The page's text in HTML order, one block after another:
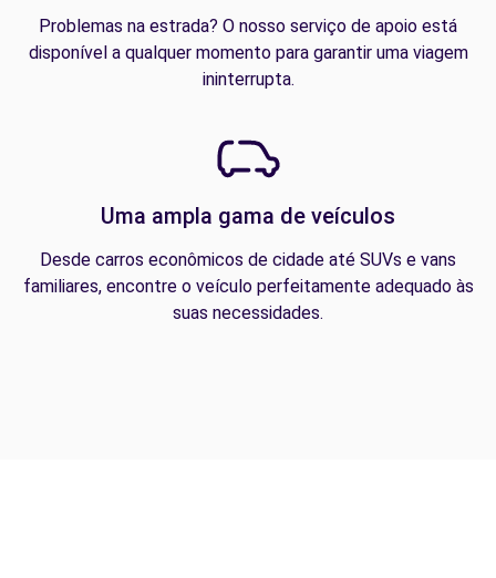
Problemas na estrada? O nosso serviço de apoio está
disponível a qualquer momento para garantir uma viagem
ininterrupta.
Uma ampla gama de veículos
Desde carros econômicos de cidade até SUVs e vans
familiares, encontre o veículo perfeitamente adequado às
suas necessidades.